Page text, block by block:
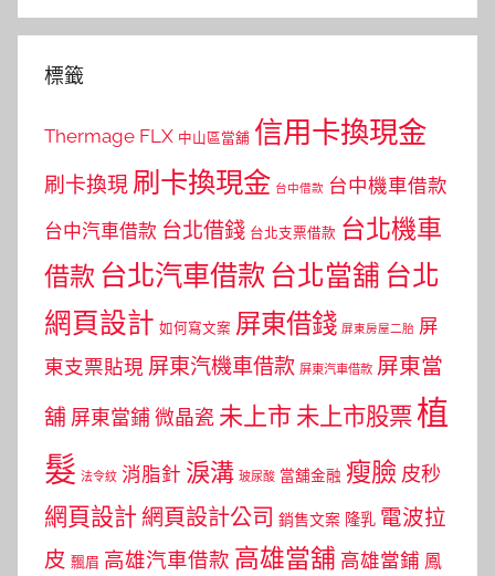
標籤
Thermage FLX 中山區當舖 信用卡換現金
刷卡換現 刷卡換現金 台中借款 台中機車借款
台中汽車借款 台北借錢 台北支票借款 台北機車
借款 台北汽車借款 台北當舖 台北
網頁設計 如何寫文案 屏東借錢 屏東房屋二胎 屏
東支票貼現 屏東汽機車借款 屏東汽車借款 屏東當
舖 屏東當鋪 微晶瓷 未上市 未上市股票植
髮 法令紋 消脂針 淚溝 玻尿酸 當舖金融 瘦臉 皮秒
網頁設計 網頁設計公司 銷售文案 隆乳 電波拉
皮 飄眉 高雄汽車借款 高雄當舖 高雄當鋪 鳳